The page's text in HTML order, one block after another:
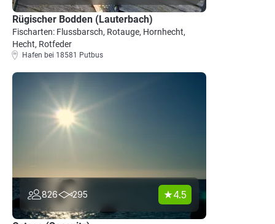
Rügischer Bodden (Lauterbach)
Fischarten: Flussbarsch, Rotauge, Hornhecht,
Hecht, Rotfeder
Hafen bei 18581 Putbus
826 295 4.5